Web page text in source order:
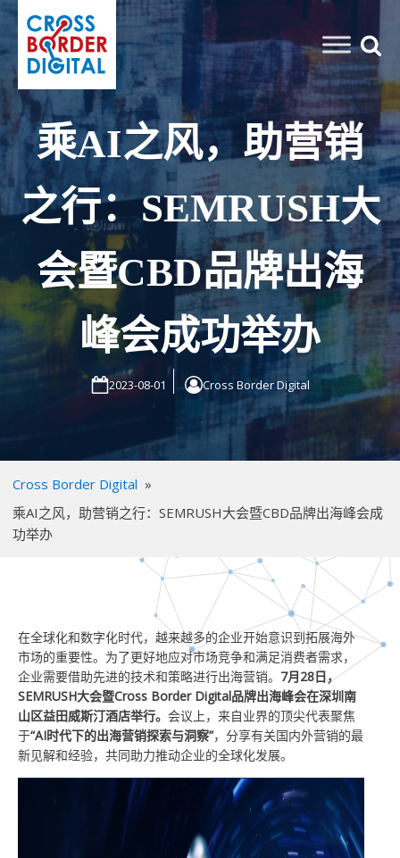
乘AI之风，助营销
之行：SEMRUSH大
会暨CBD品牌出海
峰会成功举办
2023-08-01 Cross Border Digital
Cross Border Digital »
乘AI之风，助营销之行：SEMRUSH大会暨CBD品牌出海峰会成
功举办
在全球化和数字化时代，越来越多的企业开始意识到拓展海外
市场的重要性。为了更好地应对市场竞争和满足消费者需求，
企业需要借助先进的技术和策略进行出海营销。 7月28日，
SEMRUSH大会暨Cross Border Digital品牌出海峰会在深圳南
山区益田威斯汀酒店举行。 会议上，来自业界的顶尖代表聚焦
于“AI时代下的出海营销探索与洞察”，分享有关国内外营销的最
新见解和经验，共同助力推动企业的全球化发展。